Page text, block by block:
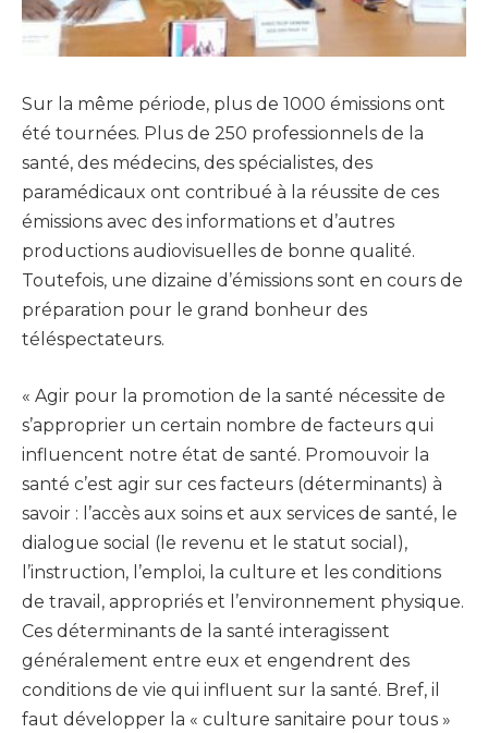
Sur la même période, plus de 1000 émissions ont
été tournées. Plus de 250 professionnels de la
santé, des médecins, des spécialistes, des
paramédicaux ont contribué à la réussite de ces
émissions avec des informations et d’autres
productions audiovisuelles de bonne qualité.
Toutefois, une dizaine d’émissions sont en cours de
préparation pour le grand bonheur des
téléspectateurs.
« Agir pour la promotion de la santé nécessite de
s’approprier un certain nombre de facteurs qui
influencent notre état de santé. Promouvoir la
santé c’est agir sur ces facteurs (déterminants) à
savoir : l’accès aux soins et aux services de santé, le
dialogue social (le revenu et le statut social),
l’instruction, l’emploi, la culture et les conditions
de travail, appropriés et l’environnement physique.
Ces déterminants de la santé interagissent
généralement entre eux et engendrent des
conditions de vie qui influent sur la santé. Bref, il
faut développer la « culture sanitaire pour tous »